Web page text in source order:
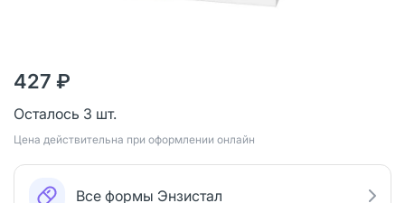
427 ₽
Осталось 3 шт.
Цена действительна при оформлении онлайн
Все формы Энзистал